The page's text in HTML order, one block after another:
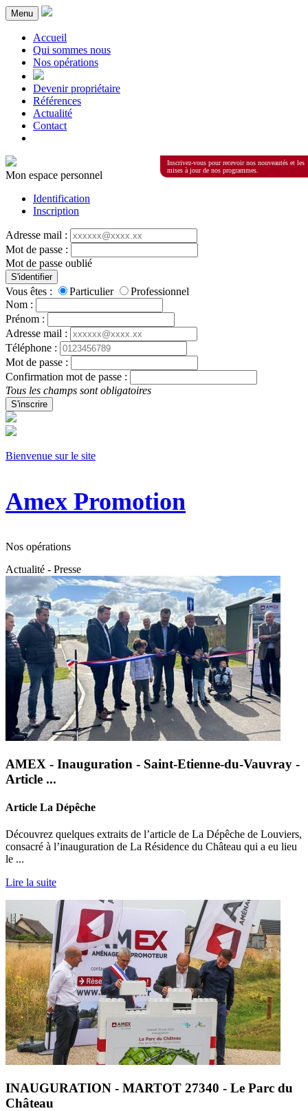
Menu
Accueil
Qui sommes nous
Nos opérations
Devenir propriétaire
Références
Actualité
Contact
Inscrivez-vous pour recevoir nos nouveautés et les
mises à jour de nos programmes.
Mon espace personnel
Identification
Inscription
Adresse mail :
Mot de passe :
Mot de passe oublié
S'identifier
Vous êtes : Particulier
Professionnel
Nom :
Prénom :
Adresse mail :
Téléphone :
Mot de passe :
Confirmation mot de passe :
Tous les champs sont obligatoires
S'inscrire
Bienvenue sur le site
Amex Promotion
Nos opérations
Actualité - Presse
AMEX - Inauguration - Saint-Etienne-du-Vauvray -
Article ...
Article La Dépêche
Découvrez quelques extraits de l’article de La Dépêche de Louviers,
consacré à l’inauguration de La Résidence du Château qui a eu lieu
le ...
Lire la suite
INAUGURATION - MARTOT 27340 - Le Parc du
Château